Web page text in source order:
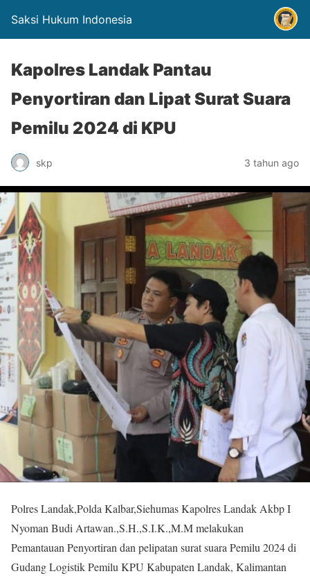
Saksi Hukum Indonesia
Kapolres Landak Pantau
Penyortiran dan Lipat Surat Suara
Pemilu 2024 di KPU
skp 3 tahun ago
Polres Landak,Polda Kalbar,Siehumas Kapolres Landak Akbp I
Nyoman Budi Artawan.,S.H.,S.I.K.,M.M melakukan
Pemantauan Penyortiran dan pelipatan surat suara Pemilu 2024 di
Gudang Logistik Pemilu KPU Kabupaten Landak, Kalimantan